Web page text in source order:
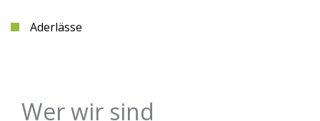
Aderlässe
Wer wir sind